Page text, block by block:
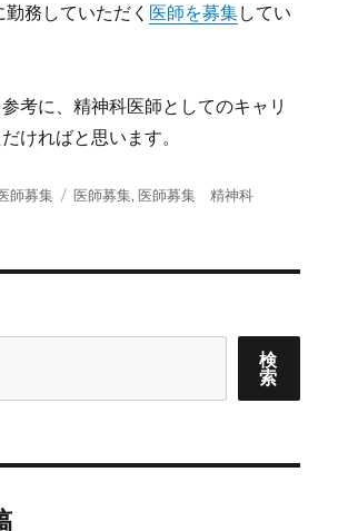
務していただく 医師を募集してい
考に、精神科医師としてのキャリ
ければと思います。
師募集
タ
医師募集, 医師募集 精神科
検
索